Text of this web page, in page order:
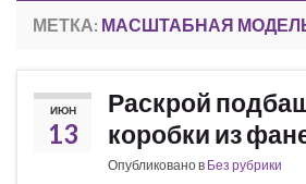
МЕТКА: МАСШТАБНАЯ
ИЮН
13
Раскрой
коробки из
Опубликовано в Без рубрики